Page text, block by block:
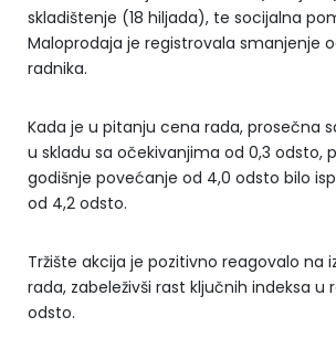
skladištenje (18 hiljada), te socijalna
Maloprodaja je registrovala smanjenje
radnika.
Kada je u pitanju cena rada, prosečna
u skladu sa očekivanjima od 0,3 odsto,
godišnje povećanje od 4,0 odsto bilo
od 4,2 odsto.
Tržište akcija je pozitivno reagovalo na
rada, zabeleživši rast ključnih indeksa u
odsto.